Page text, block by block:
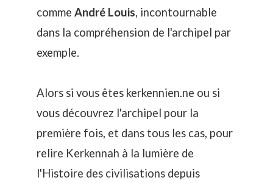
comme André Louis, incontournable
dans la compréhension de l'archipel par
exemple.
Alors si vous êtes kerkennien.ne ou si
vous découvrez l'archipel pour la
première fois, et dans tous les cas, pour
relire Kerkennah à la lumière de
l'Histoire des civilisations depuis